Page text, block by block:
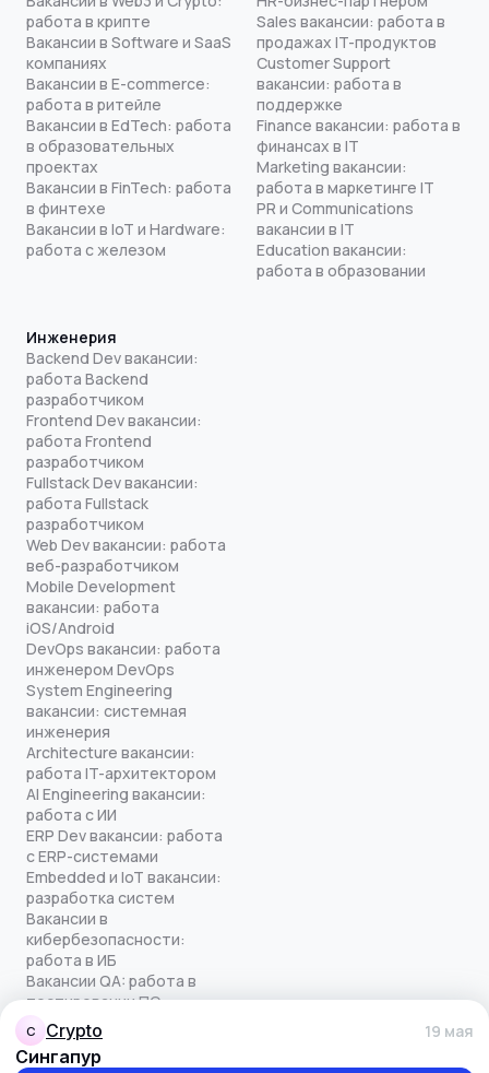
C crypto 19 мая
Сингапур
работа в крипте
Вакансии в Software и SaaS
компаниях
Вакансии в E-commerce:
работа в ритейле
Вакансии в EdTech: работа
в образовательных
проектах
Вакансии в FinTech: работа
в финтехе
Вакансии в IoT и Hardware:
работа с железом
Sales вакансии: работа в
продажах IT-продуктов
Customer Support
вакансии: работа в
поддержке
Finance вакансии: работа в
финансах в IT
Marketing вакансии:
работа в маркетинге IT
PR и Communications
вакансии в IT
Education вакансии:
работа в образовании
Инженерия
Backend Dev вакансии:
работа Backend
разработчиком
Frontend Dev вакансии:
работа Frontend
разработчиком
Fullstack Dev вакансии:
работа Fullstack
разработчиком
Web Dev вакансии: работа
веб-разработчиком
Mobile Development
вакансии: работа
iOS/Android
DevOps вакансии: работа
инженером DevOps
System Engineering
вакансии: системная
инженерия
Architecture вакансии:
работа IT-архитектором
AI Engineering вакансии:
работа с ИИ
ERP Dev вакансии: работа
с ERP-системами
Embedded и IoT вакансии:
разработка систем
Вакансии в
кибербезопасности:
работа в ИБ
Вакансии QA: работа в
тестировании ПО